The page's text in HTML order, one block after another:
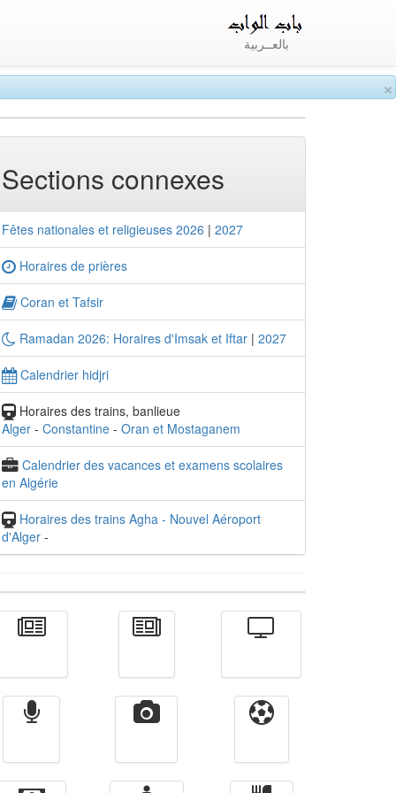
×
بالعــربية
Sections connexes
Fêtes nationales et religieuses 2026 | 2027
Horaires de prières
Coran et Tafsir
Ramadan 2026: Horaires d'Imsak et Iftar | 2027
Calendrier hidjri
Horaires des trains, banlieue
Alger - Constantine - Oran et Mostaganem
Calendrier des vacances et examens scolaires
en Algérie
Horaires des trains Agha - Nouvel Aéroport
d'Alger -